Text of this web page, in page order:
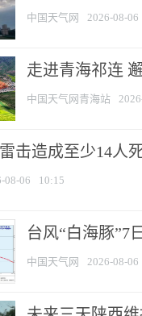
中国天气网 2026-08-06
走进青海祁连
中国天气网青海站
击造成至少14人
08-06 10:15
台风“白海豚”7
中国天气网 2026-08-06